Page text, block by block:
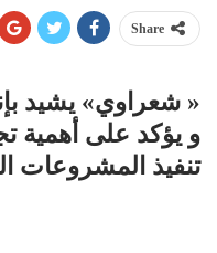
Share
« شعراوي» يشيد
و يؤكد على أهمية
تنفيذ المشروعات